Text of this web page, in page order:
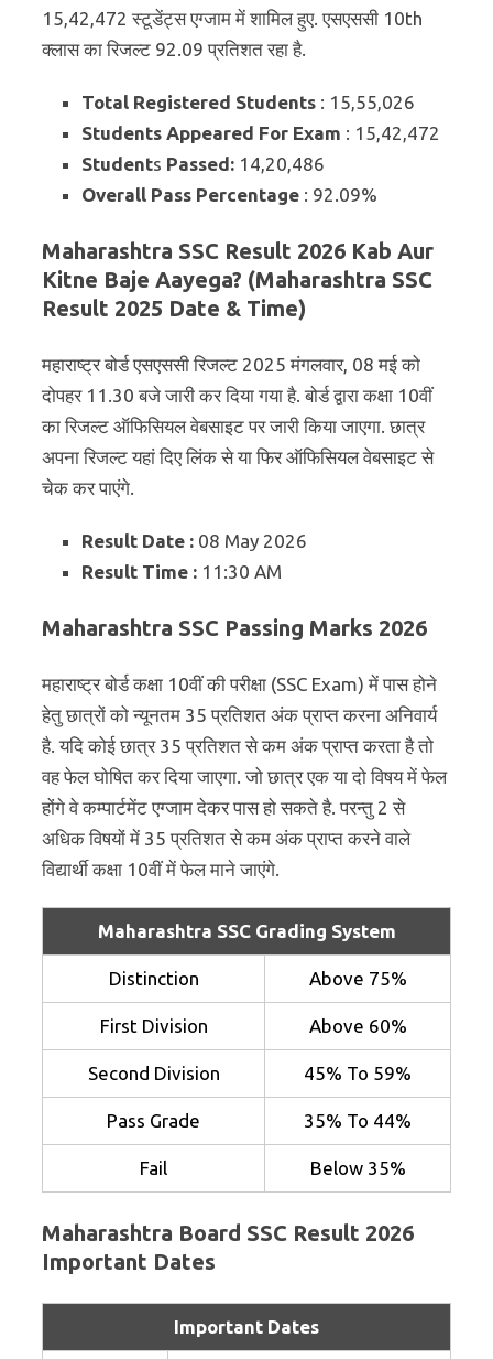
15,42,472 स्टूडेंट्स एग्जाम में शामिल हुए. एसएससी 10th
क्लास का रिजल्ट 92.09 प्रतिशत रहा है.
Total Registered Students : 15,55,026
Students Appeared For Exam : 15,42,472
Students Passed: 14,20,486
Overall Pass Percentage : 92.09%
Maharashtra SSC Result 2026 Kab Aur
Kitne Baje Aayega? (Maharashtra SSC
Result 2025 Date & Time)
महाराष्ट्र बोर्ड एसएससी रिजल्ट 2025 मंगलवार, 08 मई को
दोपहर 11.30 बजे जारी कर दिया गया है. बोर्ड द्वारा कक्षा 10वीं
का रिजल्ट ऑफिसियल वेबसाइट पर जारी किया जाएगा. छात्र
अपना रिजल्ट यहां दिए लिंक से या फिर ऑफिसियल वेबसाइट से
चेक कर पाएंगे.
Result Date : 08 May 2026
Result Time : 11:30 AM
Maharashtra SSC Passing Marks 2026
महाराष्ट्र बोर्ड कक्षा 10वीं की परीक्षा (SSC Exam) में पास होने
हेतु छात्रों को न्यूनतम 35 प्रतिशत अंक प्राप्त करना अनिवार्य
है. यदि कोई छात्र 35 प्रतिशत से कम अंक प्राप्त करता है तो
वह फेल घोषित कर दिया जाएगा. जो छात्र एक या दो विषय में फेल
होंगे वे कम्पार्टमेंट एग्जाम देकर पास हो सकते है. परन्तु 2 से
अधिक विषयों में 35 प्रतिशत से कम अंक प्राप्त करने वाले
विद्यार्थी कक्षा 10वीं में फेल माने जाएंगे.
Maharashtra SSC Grading System
Distinction Above 75%
First Division Above 60%
Second Division 45% To 59%
Pass Grade 35% To 44%
Fail Below 35%
Maharashtra Board SSC Result 2026
Important Dates
Important Dates